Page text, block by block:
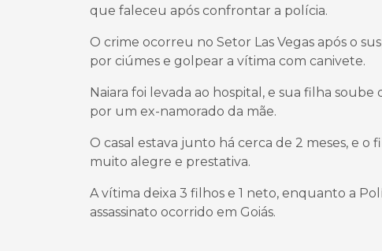
que faleceu após confrontar a polícia.
O crime ocorreu no Setor Las Vegas após o
por ciúmes e golpear a vítima com canivete.
Naiara foi levada ao hospital, e sua filha
por um ex-namorado da mãe.
O casal estava junto há cerca de 2 meses, e o
muito alegre e prestativa.
A vítima deixa 3 filhos e 1 neto, enquanto a
assassinato ocorrido em Goiás.